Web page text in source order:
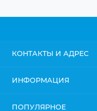
КОНТАКТЫ И АДРЕС
ИНФОРМАЦИЯ
ПОПУЛЯРНОЕ